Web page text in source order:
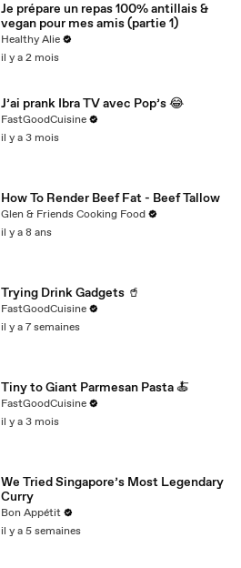
Je prépare un repas 100% antillais &
vegan pour mes amis (partie 1)
Healthy Alie
il y a 2 mois
J’ai prank Ibra TV avec Pop’s 😂
FastGoodCuisine
il y a 3 mois
How To Render Beef Fat - Beef Tallow
Glen & Friends Cooking Food
il y a 8 ans
Trying Drink Gadgets 🥤
FastGoodCuisine
il y a 7 semaines
Tiny to Giant Parmesan Pasta 🍝
FastGoodCuisine
il y a 3 mois
We Tried Singapore’s Most Legendary
Curry
Bon Appétit
il y a 5 semaines